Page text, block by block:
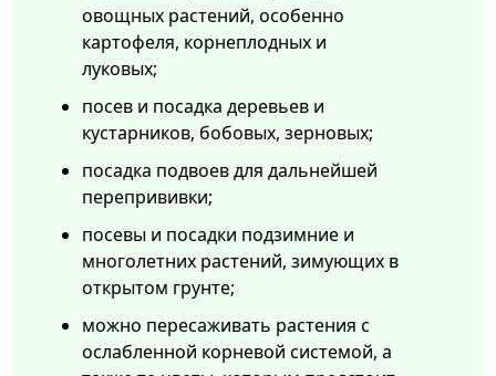
овощных растений, особенно
картофеля, корнеплодных и
луковых;
посев и посадка деревьев и
кустарников, бобовых, зерновых;
посадка подвоев для дальнейшей
перепрививки;
посевы и посадки подзимние и
многолетних растений, зимующих в
открытом грунте;
можно пересаживать растения с
ослабленной корневой системой, а